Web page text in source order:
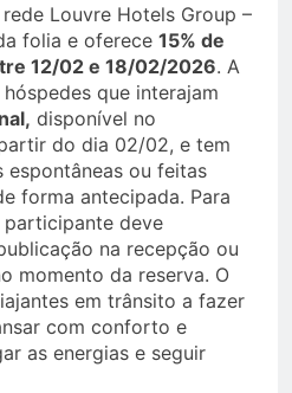
Louvre Hotels Group –
folia e oferece 15% de
12/02 e 18/02/2026. A
que interajam
disponível no
do dia 02/02, e tem
espontâneas ou feitas
forma antecipada. Para
deve
na recepção ou
momento da reserva. O
em trânsito a fazer
com conforto e
as energias e seguir